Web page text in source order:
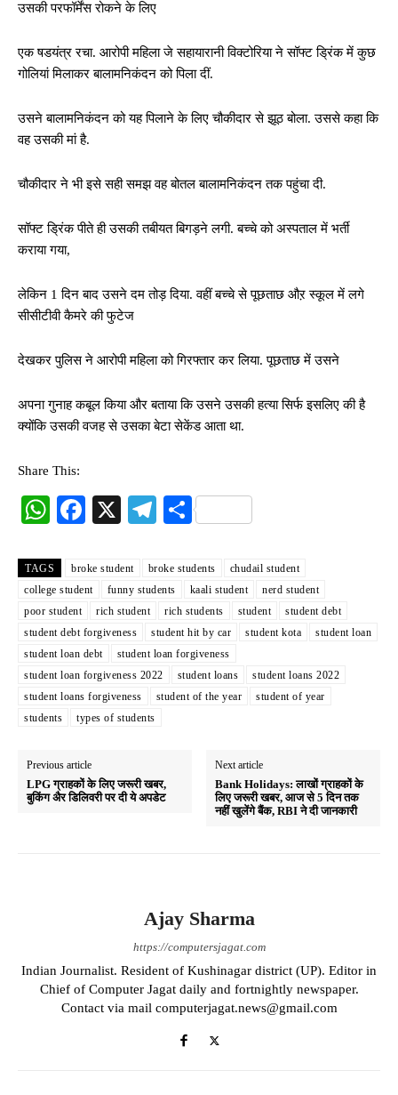
उसकी परफॉर्मेंस रोकने के लिए
एक षडयंत्र रचा. आरोपी महिला जे सहायारानी विक्टोरिया ने सॉफ्ट ड्रिंक में कुछ
गोलियां मिलाकर बालामनिकंदन को पिला दीं.
उसने बालामनिकंदन को यह पिलाने के लिए चौकीदार से झूठ बोला. उससे कहा कि
वह उसकी मां है.
चौकीदार ने भी इसे सही समझ वह बोतल बालामनिकंदन तक पहुंचा दी.
सॉफ्ट ड्रिंक पीते ही उसकी तबीयत बिगड़ने लगी. बच्चे को अस्पताल में भर्ती
कराया गया,
लेकिन 1 दिन बाद उसने दम तोड़ दिया. वहीं बच्चे से पूछताछ औऱ स्कूल में लगे
सीसीटीवी कैमरे की फुटेज
देखकर पुलिस ने आरोपी महिला को गिरफ्तार कर लिया. पूछताछ में उसने
अपना गुनाह कबूल किया और बताया कि उसने उसकी हत्या सिर्फ इसलिए की है
क्योंकि उसकी वजह से उसका बेटा सेकेंड आता था.
Share This:
W
ts
A
pp
Fa
bo
ok
X
Te
gr
a
m
S
re
TAGS broke student broke students
chudail student
college student
funny students kaali student
nerd student
poor student
rich student rich students student
student debt
student debt forgiveness
student hit by car student kota
student loan
student loan debt
student loan forgiveness
student loan forgiveness 2022
student loans
student loans 2022
student loans forgiveness
student of the year
student of year
students
types of students
Previous article
LPG ग्राहकों के लिए जरूरी खबर,
बुकिंग अैर डिलिवरी पर दी ये अपडेट
Next article
Bank Holidays: लाखों ग्राहकों के
लिए जरूरी खबर, आज से 5 दिन तक
नहीं खुलेंगे बैंक, RBI ने दी जानकारी
Ajay Sharma
https://computersjagat.com
Indian Journalist. Resident of Kushinagar district (UP). Editor in
Chief of Computer Jagat daily and fortnightly newspaper.
Contact via mail computerjagat.news@gmail.com